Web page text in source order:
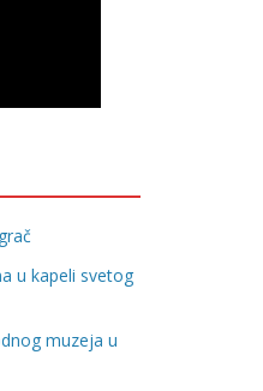
u kapeli svetog
muzeja u